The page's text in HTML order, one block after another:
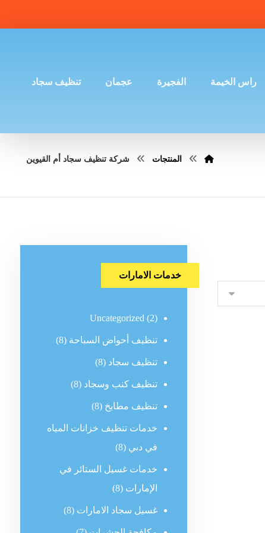
راس الخيمة الفجيرة عجمان تنظيف سجاد
المنتجات شركة تنظيف سجاد أم القيوين
خدمات الامارات
Uncategorized (2)
تنظيف أحواض السباحة (8)
تنظيف سجاد (8)
تنظيف كنب وسجاد (8)
تنظيف مطابخ (8)
خدمات تنظيف خزانات المياه
في دبي (8)
خدمات غسيل الستائر في
الإمارات (8)
غسيل سجاد الامارات (8)